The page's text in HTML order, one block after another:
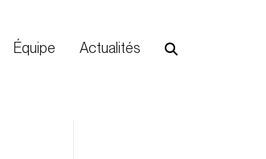
Équipe Actualités